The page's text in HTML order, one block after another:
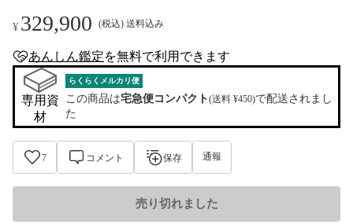
¥329,900 (税込) 送料込み
anshin-appraisal-tag
あんしん鑑定を無料で利用できます
専用資
材
らくらくメルカリ便
この商品は宅急便コンパクト(送料 ¥450)で配送されまし
た
7 コメント 保存 通報
売り切れました